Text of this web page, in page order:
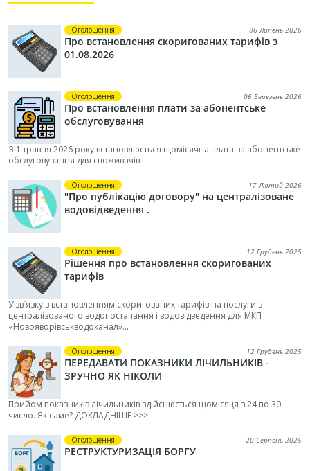
Оголошення 06 Липень 2026
Про встановлення скоригованих тарифів з
01.08.2026
Оголошення 06 Березень 2026
Про встановлення плати за абонентське
обслуговування
З 1 травня 2026 року встановлюється щомісячна плата за абонентське
обслуговування для споживачів
Оголошення 17 Лютий 2026
"Про публікацію договору" на централізоване
водовідведення .
Оголошення 12 Грудень 2025
Рішення про встановлення скоригованих
тарифів
У зв`язку з встановленням скоригованих тарифів на послуги з
централізованого водопостачання і водовідведення для МКП
«Новояворівськводоканал»...
Оголошення 12 Грудень 2025
ПЕРЕДАВАТИ ПОКАЗНИКИ ЛІЧИЛЬНИКІВ -
ЗРУЧНО ЯК НІКОЛИ
Прийом показників лічильників здійснюється щомісяця з 24 по 30
число. Як саме? ДОКЛАДНІШЕ >>>
Оголошення 20 Серпень 2025
РЕСТРУКТУРИЗАЦІЯ БОРГУ